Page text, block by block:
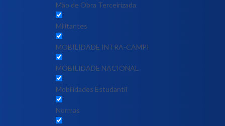
Mão de Obra Terceirizada
Militantes
MOBILIDADE INTRA-CAMPI
MOBILIDADE NACIONAL
Mobilidades Estudantil
Normas